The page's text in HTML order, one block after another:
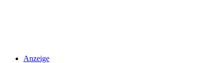
Anzeige